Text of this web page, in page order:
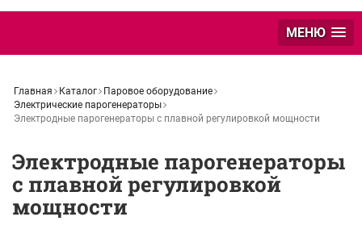
МЕНЮ
Главная Каталог
Паровое оборудование
Электрические парогенераторы
Электродные парогенераторы с плавной регулировкой мощности
Электродные парогенераторы
с плавной регулировкой
мощности